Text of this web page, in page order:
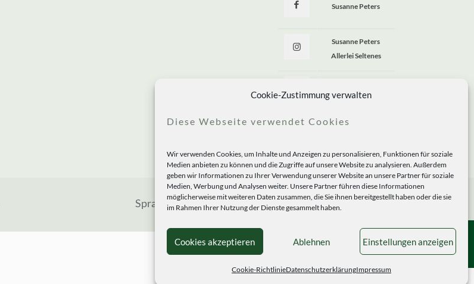
Cookie-Zustimmung verwalten
Diese Webseite verwendet Cookies
Wir verwenden Cookies, um Inhalte und Anzeigen zu personalisieren, Funktionen für soziale
Medien anbieten zu können und die Zugriffe auf unsere Website zu analysieren. Außerdem
geben wir Informationen zu Ihrer Verwendung unserer Website an unsere Partner für soziale
Medien, Werbung und Analysen weiter. Unsere Partner führen diese Informationen
möglicherweise mit weiteren Daten zusammen, die Sie ihnen bereitgestellt haben oder die sie
im Rahmen Ihrer Nutzung der Dienste gesammelt haben.
Cookies akzeptieren Ablehnen Einstellungen anzeigen
Cookie-RichtlinieDatenschutzerklärungImpressum
Susanne Peters
Susanne Peters
Allerlei Seltenes
Allerlei Seltenes
Sprachen